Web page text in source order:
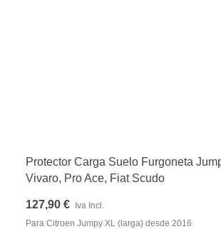
Protector Carga Suelo Furgoneta
Vivaro, Pro Ace, Fiat Scudo
127,90 €
Iva Incl.
Para Citroen Jumpy XL (larga) desde 2016